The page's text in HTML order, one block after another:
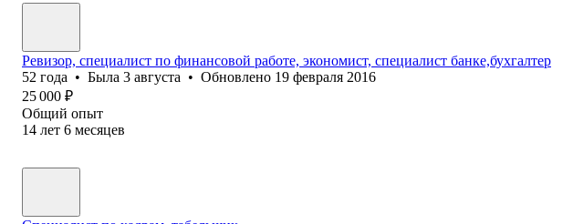
Ревизор, специалист по финансовой работе, экономист, специалист банке,бухгалтер
52 года • Была 3 августа • Обновлено 19 февраля 2016
25 000 ₽
Общий опыт
14 лет 6 месяцев